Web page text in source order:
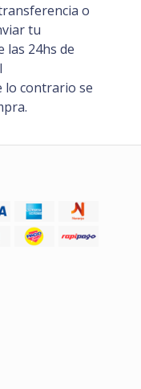
o
tu
las 24hs de
lo contrario se